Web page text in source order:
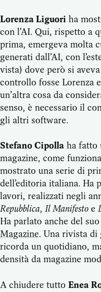
Lorenza Liguori ha
con l’AI. Qui, rispetto a
prima, emergeva molta
generati dall’AI, con
vista) dove però si
controllo fosse Lorenza
un’altra cosa da
senso, è necessario il
gli altri software.
Stefano Cipolla ha fatto
magazine, come
mostrato una serie di
dell’editoria italiana. Ha
lavori, realizzati negli
Repubblica, Il Manifesto e
Ha parlato anche del
Magazine. Una rivista di
ricorda un quotidiano,
densità da magazine
A chiudere tutto Enea